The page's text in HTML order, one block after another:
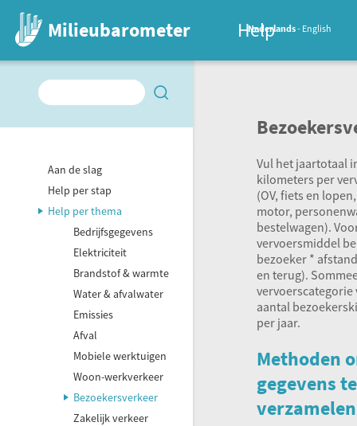
Aan de slag
Help per stap
Help per thema
Bedrijfsgegevens
Elektriciteit
Brandstof & warmte
Water & afvalwater
Emissies
Afval
Mobiele werktuigen
Woon-werkverkeer
Bezoekersverkeer
Zakelijk verkeer
Vul het jaartotaal
kilometers per
(OV, fiets en
motor,
bestelwagen).
vervoersmiddel
bezoeker *
en terug).
vervoerscategorie
aantal
per jaar.
Methoden
gegevens te
verzamelen
Milieubarometer Help
Nederlands English